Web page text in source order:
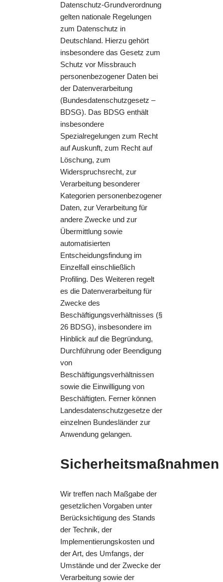
Datenschutz-Grundverordnung
gelten nationale Regelungen
zum Datenschutz in
Deutschland. Hierzu gehört
insbesondere das Gesetz zum
Schutz vor Missbrauch
personenbezogener Daten bei
der Datenverarbeitung
(Bundesdatenschutzgesetz –
BDSG). Das BDSG enthält
insbesondere
Spezialregelungen zum Recht
auf Auskunft, zum Recht auf
Löschung, zum
Widerspruchsrecht, zur
Verarbeitung besonderer
Kategorien personenbezogener
Daten, zur Verarbeitung für
andere Zwecke und zur
Übermittlung sowie
automatisierten
Entscheidungsfindung im
Einzelfall einschließlich
Profiling. Des Weiteren regelt
es die Datenverarbeitung für
Zwecke des
Beschäftigungsverhältnisses (§
26 BDSG), insbesondere im
Hinblick auf die Begründung,
Durchführung oder Beendigung
von
Beschäftigungsverhältnissen
sowie die Einwilligung von
Beschäftigten. Ferner können
Landesdatenschutzgesetze der
einzelnen Bundesländer zur
Anwendung gelangen.
Sicherheitsmaßnahmen
Wir treffen nach Maßgabe der
gesetzlichen Vorgaben unter
Berücksichtigung des Stands
der Technik, der
Implementierungskosten und
der Art, des Umfangs, der
Umstände und der Zwecke der
Verarbeitung sowie der